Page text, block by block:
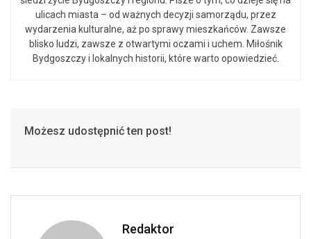
ulicach miasta – od ważnych decyzji samorządu, przez
wydarzenia kulturalne, aż po sprawy mieszkańców. Zawsze
blisko ludzi, zawsze z otwartymi oczami i uchem. Miłośnik
Bydgoszczy i lokalnych historii, które warto opowiedzieć.
Możesz udostępnić ten post!
Redaktor